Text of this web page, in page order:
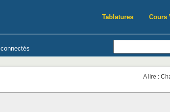
Tablatures Cours
connectés
A lire :